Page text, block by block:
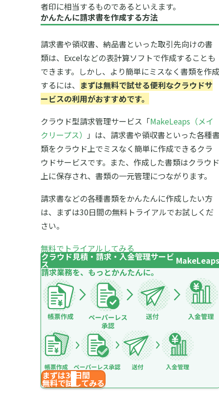
者印に相当するものであるといえます。
かんたんに請求書を作成する方法
請求書や領収書、納品書といった取引先向けの書
類は、Excelなどの表計算ソフトで作成することも
できます。しかし、より簡単にミスなく書類を作成
するには、 まずは無料で試せる便利なクラウドサ
ービスの利用がおすすめです。
クラウド型請求管理サービス「MakeLeaps（メイ
クリープス）
」は、請求書や領収書といった各種
類をクラウド上でミスなく簡単に作成できるクラ
ウドサービスです。また、作成した書類はクラウド
上に保存され、書類の一元管理につながります。
請求書などの各種書類をかんたんに作成したい方
は、まずは30日間の無料トライアルでお試しくだ
さい。
無料でトライアルしてみる
クラウド見積・請求・入金管理サービ
ス
MakeLeaps
請求業務を、もっとかんたんに。
まずは30日間
無料で試してみる